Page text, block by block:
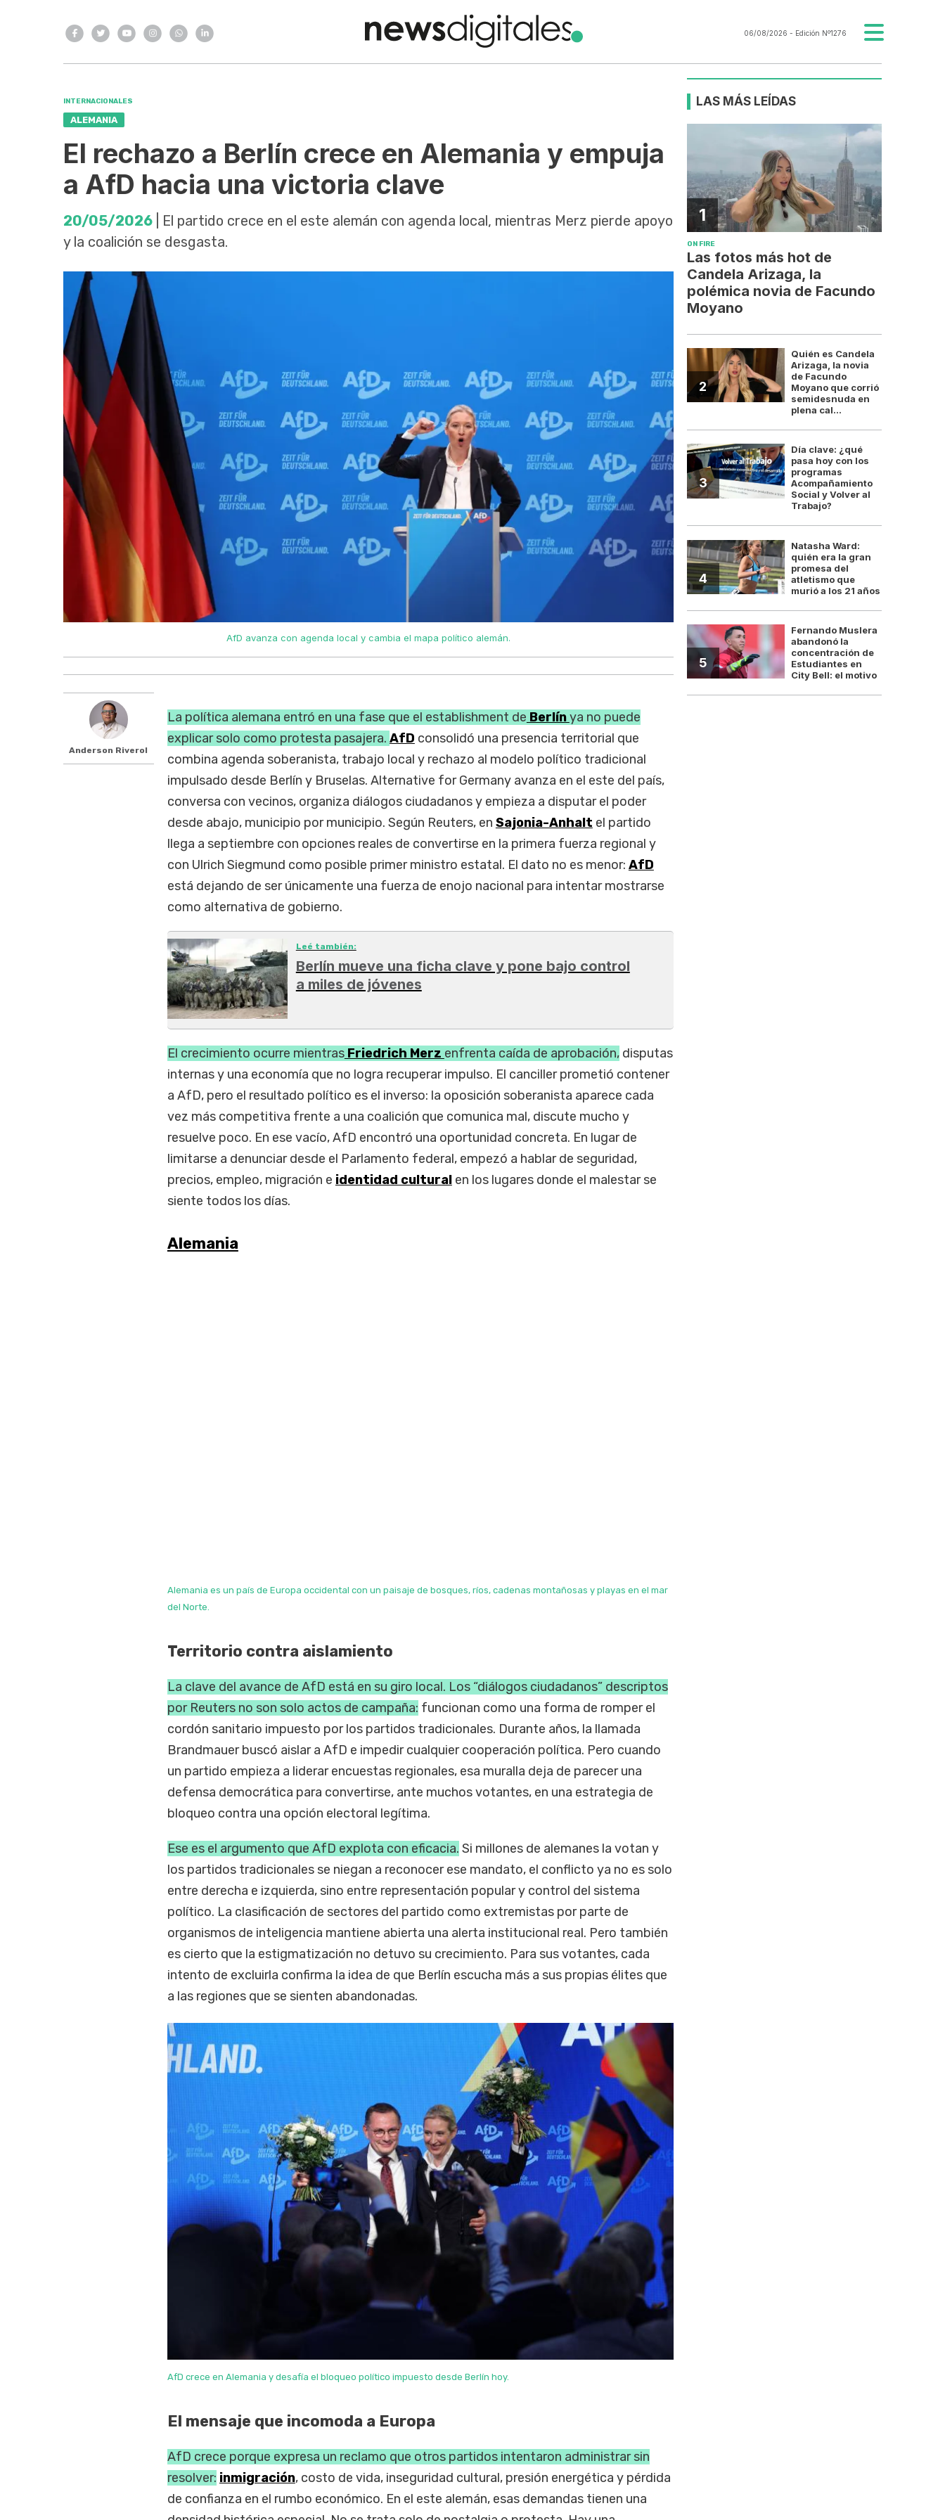
06/08/2026 - Edición Nº1276
INTERNACIONALES
ALEMANIA
El rechazo a Berlín crece en Alemania y empuja
a AfD hacia una victoria clave
20/05/2026 | El partido crece en el este alemán con agenda local, mientras Merz pierde apoyo
y la coalición se desgasta.
AfD avanza con agenda local y cambia el mapa político alemán. AfD avanza con
Anderson Riverol
La política alemana entró en una fase que el establishment de Berlínya no puede
explicar solo como protesta pasajera. AfD consolidó una presencia territorial que
combina agenda soberanista, trabajo local y rechazo al modelo político tradicional
impulsado desde Berlín y Bruselas. Alternative for Germany avanza en el este del país,
conversa con vecinos, organiza diálogos ciudadanos y empieza a disputar el poder
desde abajo, municipio por municipio. Según Reuters, en Sajonia-Anhalt el partido
llega a septiembre con opciones reales de convertirse en la primera fuerza regional y
con Ulrich Siegmund como posible primer ministro estatal. El dato no es menor: AfD
está dejando de ser únicamente una fuerza de enojo nacional para intentar mostrarse
como alternativa de gobierno.
Leé también:
Berlín mueve una ficha clave y pone bajo control
a miles de jóvenes
El crecimiento ocurre mientrasFriedrich Merz enfrenta caída de aprobación,disputas
internas y una economía que no logra recuperar impulso. El canciller prometió contener
a AfD, pero el resultado político es el inverso: la oposición soberanista aparece cada
vez más competitiva frente a una coalición que comunica mal, discute mucho y
resuelve poco. En ese vacío, AfD encontró una oportunidad concreta. En lugar de
limitarse a denunciar desde el Parlamento federal, empezó a hablar de seguridad,
precios, empleo, migración e identidad culturalen los lugares donde el malestar se
siente todos los días.
Alemania
Alemania es un país de Europa occidental con un paisaje de bosques, ríos, cadenas montañosas y playas en el mar
del Norte.
Territorio contra aislamiento
La clave del avance de AfD está en su giro local. Los “diálogos ciudadanos” descriptos
por Reuters no son solo actos de campaña: funcionan como una forma de romper el
cordón sanitario impuesto por los partidos tradicionales. Durante años, la llamada
Brandmauer buscó aislar a AfD e impedir cualquier cooperación política. Pero cuando
un partido empieza a liderar encuestas regionales, esa muralla deja de parecer una
defensa democrática para convertirse, ante muchos votantes, en una estrategia de
bloqueo contra una opción electoral legítima.
Ese es el argumento que AfD explota con eficacia. Si millones de alemanes la votan y
los partidos tradicionales se niegan a reconocer ese mandato, el conflicto ya no es solo
entre derecha e izquierda, sino entre representación popular y control del sistema
político. La clasificación de sectores del partido como extremistas por parte de
organismos de inteligencia mantiene abierta una alerta institucional real. Pero también
es cierto que la estigmatización no detuvo su crecimiento. Para sus votantes, cada
intento de excluirla confirma la idea de que Berlín escucha más a sus propias élites que
a las regiones que se sienten abandonadas.
AfD crece en Alemania y desafía el bloqueo político impuesto desde Berlín hoy.
El mensaje que incomoda a Europa
AfD crece porque expresa un reclamo que otros partidos intentaron administrar sin
resolver: inmigración, costo de vida, inseguridad cultural, presión energética y pérdida
de confianza en el rumbo económico. En el este alemán, esas demandas tienen una
LAS MÁS LEÍDAS
1
ON FIRE
Las fotos más hot de
Candela Arizaga, la
polémica novia de Facundo
Moyano
2
Quién es Candela
Arizaga, la novia
de Facundo
Moyano que corrió
semidesnuda en
plena cal...
3
Día clave: ¿qué
pasa hoy con los
programas
Acompañamiento
Social y Volver al
Trabajo?
4
Natasha Ward:
quién era la gran
promesa del
atletismo que
murió a los 21 años
5
Fernando Muslera
abandonó la
concentración de
Estudiantes en
City Bell: el motivo